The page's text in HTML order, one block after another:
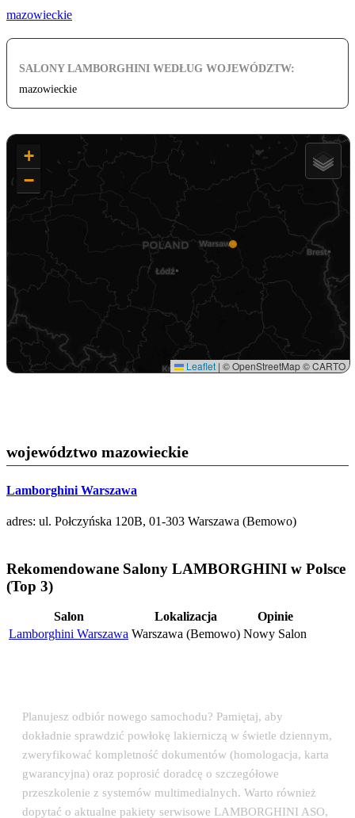
mazowieckie
SALONY LAMBORGHINI WEDŁUG WOJEWÓDZTW:
mazowieckie
+
−
Leaflet | © OpenStreetMap © CARTO
województwo mazowieckie
Lamborghini Warszawa
adres: ul. Połczyńska 120B, 01-303 Warszawa (Bemowo)
Rekomendowane Salony LAMBORGHINI w Polsce
(Top 3)
Salon Lokalizacja
Opinie
Lamborghini Warszawa Warszawa (Bemowo) Nowy Salon
Planujesz odbiór nowego samochodu? Pamiętaj, aby
dokładnie sprawdzić powłokę lakierniczą w świetle dziennym,
zweryfikować kompletność dokumentów (homologacja, karta
gwarancyjna) oraz poprosić doradcę o szczegółowe
przeszkolenie z systemów multimedialnych. Warto również
dopytać o aktualne pakiety serwisowe LAMBORGHINI ASO,